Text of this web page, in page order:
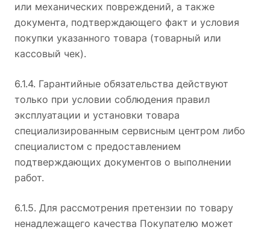
или механических повреждений, а также
документа, подтверждающего факт и условия
покупки указанного товара (товарный или
кассовый чек).
6.1.4. Гарантийные обязательства действуют
только при условии соблюдения правил
эксплуатации и установки товара
специализированным сервисным центром либо
специалистом с предоставлением
подтверждающих документов о выполнении
работ.
6.1.5. Для рассмотрения претензии по товару
ненадлежащего качества Покупателю может